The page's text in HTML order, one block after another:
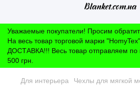
Уважаемые покупатели! Просим
На весь товар торговой марки
ДОСТАВКА!!! Весь товар отправляем по
500 грн.
Для интерьера Чехлы для мягкой